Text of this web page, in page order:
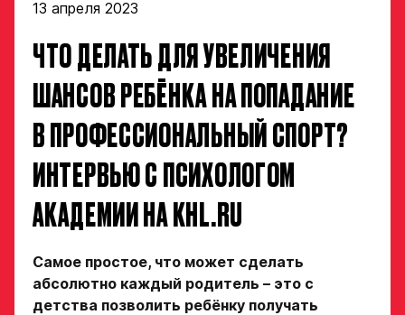
13 апреля 2023
ЧТО ДЕЛАТЬ ДЛЯ УВЕЛИЧЕНИЯ
ШАНСОВ РЕБЁНКА НА ПОПАДАНИЕ
В ПРОФЕССИОНАЛЬНЫЙ СПОРТ?
ИНТЕРВЬЮ С ПСИХОЛОГОМ
АКАДЕМИИ НА KHL.RU
Самое простое, что может сделать
абсолютно каждый родитель – это с
детства позволить ребёнку получать